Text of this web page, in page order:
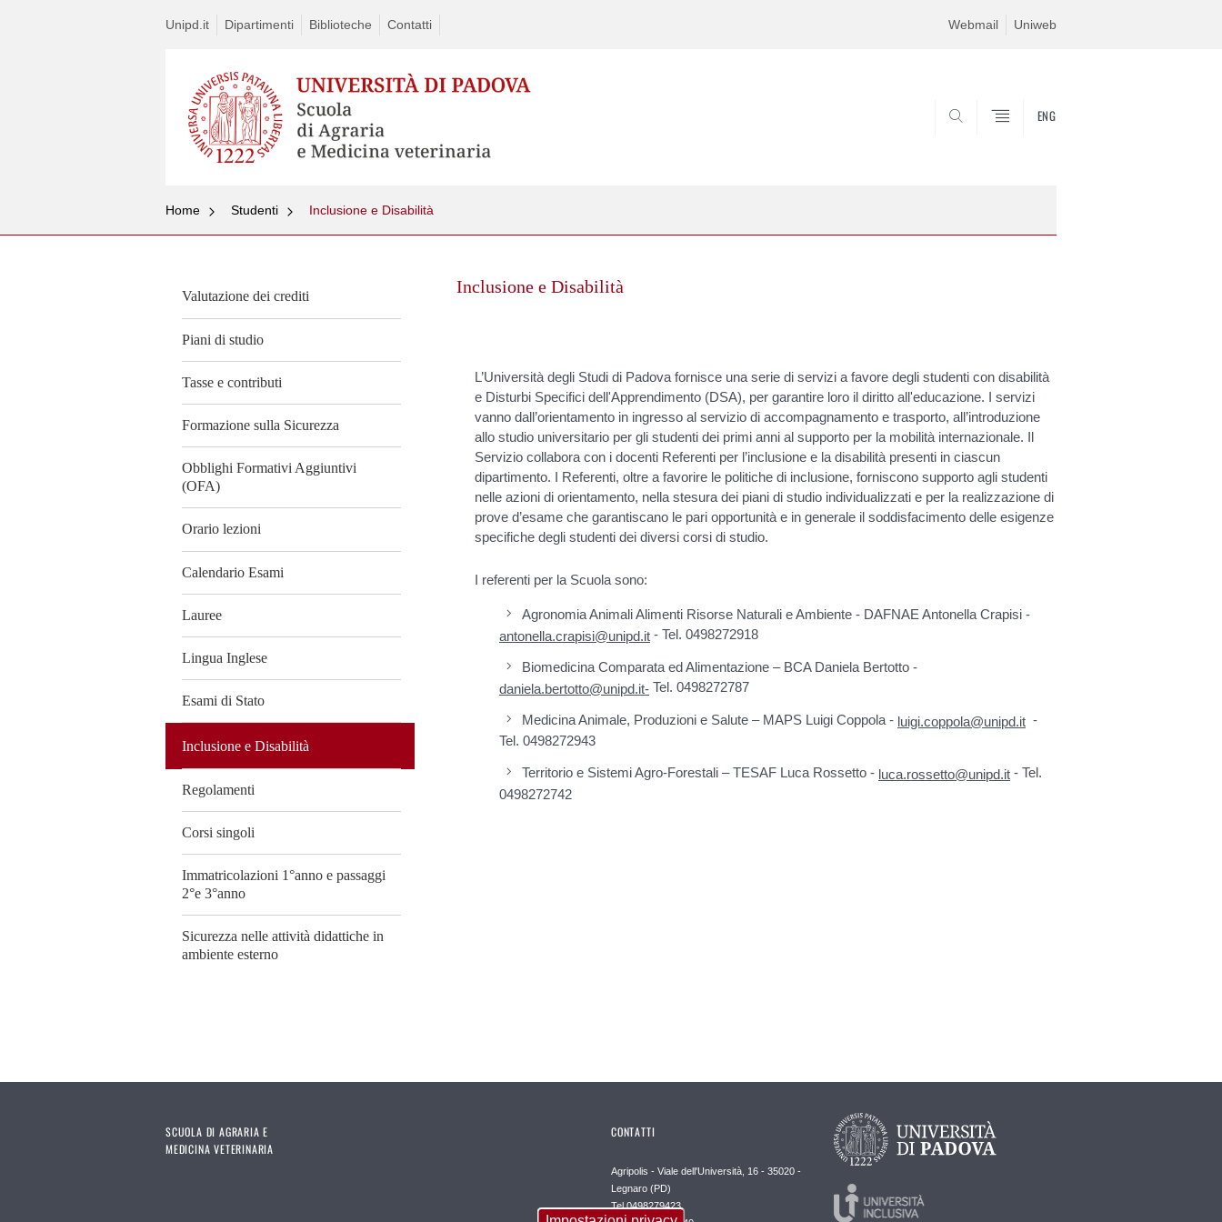
Unipd.it Dipartimenti Biblioteche Contatti Webmail Uniweb
ENG
Home Studenti Inclusione e Disabilità
Valutazione dei crediti
Piani di studio
Tasse e contributi
Formazione sulla Sicurezza
Obblighi Formativi Aggiuntivi
(OFA)
Orario lezioni
Calendario Esami
Lauree
Lingua Inglese
Esami di Stato
Inclusione e Disabilità
Regolamenti
Corsi singoli
Immatricolazioni 1°anno e passaggi
2°e 3°anno
Sicurezza nelle attività didattiche in
ambiente esterno
Inclusione e Disabilità
L’Università degli Studi di Padova fornisce una serie di servizi a favore degli studenti con disabilità
e Disturbi Specifici dell'Apprendimento (DSA), per garantire loro il diritto all'educazione. I servizi
vanno dall’orientamento in ingresso al servizio di accompagnamento e trasporto, all’introduzione
allo studio universitario per gli studenti dei primi anni al supporto per la mobilità internazionale. Il
Servizio collabora con i docenti Referenti per l’inclusione e la disabilità presenti in ciascun
dipartimento. I Referenti, oltre a favorire le politiche di inclusione, forniscono supporto agli studenti
nelle azioni di orientamento, nella stesura dei piani di studio individualizzati e per la realizzazione di
prove d’esame che garantiscano le pari opportunità e in generale il soddisfacimento delle esigenze
specifiche degli studenti dei diversi corsi di studio.
I referenti per la Scuola sono:
Agronomia Animali Alimenti Risorse Naturali e Ambiente - DAFNAE Antonella Crapisi -
antonella.crapisi@unipd.it - Tel. 0498272918
Biomedicina Comparata ed Alimentazione – BCA Daniela Bertotto -
daniela.bertotto@unipd.it- Tel. 0498272787
Medicina Animale, Produzioni e Salute – MAPS Luigi Coppola - luigi.coppola@unipd.it -
Tel. 0498272943
Territorio e Sistemi Agro-Forestali – TESAF Luca Rossetto - luca.rossetto@unipd.it - Tel.
0498272742
SCUOLA DI AGRARIA E
MEDICINA VETERINARIA
CONTATTI
Agripolis - Viale dell'Università, 16 - 35020 -
Legnaro (PD)
Tel 0498279423